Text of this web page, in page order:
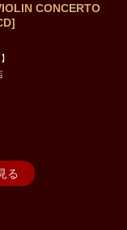
CONCERTO
る